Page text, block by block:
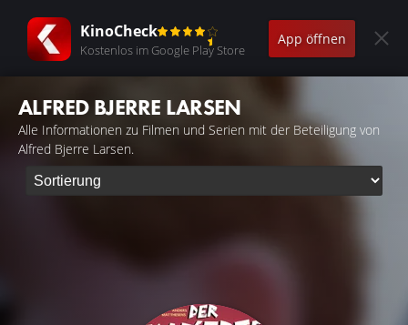
KinoCheck
Kostenlos im Google Play Store
App öffnen
ALFRED BJERRE LARSEN
Alle Informationen zu Filmen und Serien mit der Beteiligung von
Alfred Bjerre Larsen.